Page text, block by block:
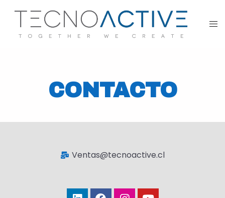
CONTACTO
Ventas@tecnoactive.cl